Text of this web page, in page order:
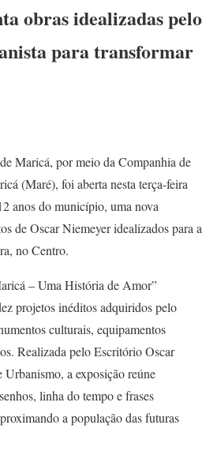
obras idealizadas pelo
para transformar
Maricá, por meio da Companhia de
(Maré), foi aberta nesta terça-feira
anos do município, uma nova
de Oscar Niemeyer idealizados para a
no Centro.
– Uma História de Amor”
projetos inéditos adquiridos pelo
culturais, equipamentos
Realizada pelo Escritório Oscar
a exposição reúne
linha do tempo e frases
a população das futuras